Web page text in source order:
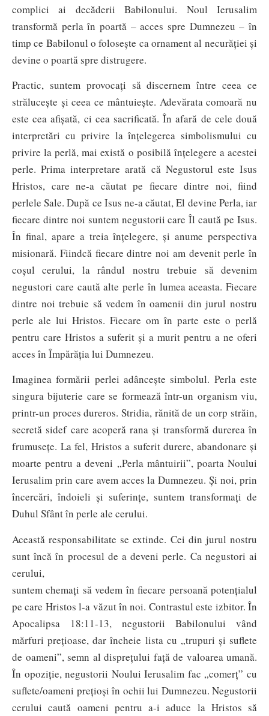
complici ai decăderii Babilonului. Noul Ierusalim
transformă perla în poartă – acces spre Dumnezeu – în
timp ce Babilonul o folosește ca ornament al necurăției și
devine o poartă spre distrugere.
Practic, suntem provocați să discernem între ceea ce
strălucește și ceea ce mântu­iește. Adevărata comoară nu
este cea afi­șată, ci cea sacrificată. În afară de cele două
interpretări cu privire la înțelegerea simbolismului cu
privire la perlă, mai există o posibilă înțelegere a acestei
perle. Prima interpretare arată că Negustorul este Isus
Hristos, care ne-a căutat pe fiecare dintre noi, fiind
perlele Sale. După ce Isus ne-a căutat, El devine Perla, iar
fiecare dintre noi suntem negustorii care Îl caută pe Isus.
În final, apare a treia înțelegere, și anume perspectiva
misionară. Fiindcă fiecare dintre noi am devenit perle în
coșul cerului, la rândul nostru trebuie să devenim
negustori care caută alte perle în lumea aceasta. Fiecare
dintre noi trebuie să vedem în oamenii din jurul nostru
perle ale lui Hristos. Fiecare om în parte este o perlă
pentru care Hristos a suferit și a murit pentru a ne oferi
acces în Împărăția lui Dumnezeu.
Imaginea formării perlei adâncește simbolul. Perla este
singura bijuterie care se formează într-un organism viu,
printr-un proces dureros. Stridia, rănită de un corp străin,
secretă sidef care acoperă rana și transformă durerea în
frumusețe. La fel, Hristos a suferit durere, abandonare și
moarte pentru a deveni „Perla mântuirii”, poarta Noului
Ierusalim prin care avem acces la Dumnezeu. Și noi, prin
încercări, îndoieli și suferințe, suntem transformați de
Duhul Sfânt în perle ale cerului.
Această responsabilitate se extinde. Cei din jurul nostru
sunt încă în procesul de a deveni perle. Ca negustori ai
cerului,
suntem chemați să vedem în fiecare persoană potențialul
pe care Hristos l-a văzut în noi. Contrastul este izbitor. În
Apocalipsa 18:11-13, negustorii Babilonului vând
mărfuri prețioase, dar încheie lista cu „trupuri și suflete
de oameni”, semn al disprețului față de valoarea umană.
În opoziție, negustorii Noului Ierusalim fac „comerț” cu
suflete/oameni prețioși în ochii lui Dumnezeu. Negustorii
cerului caută oameni pentru a-i aduce la Hristos să